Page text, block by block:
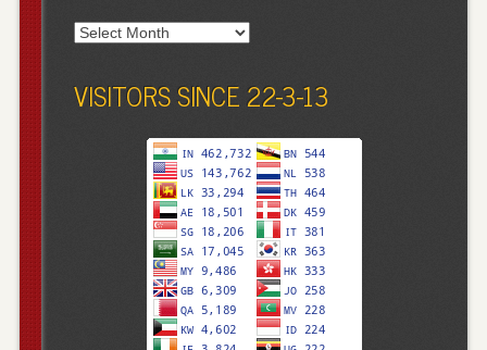
Archives
VISITORS SINCE 22-3-13